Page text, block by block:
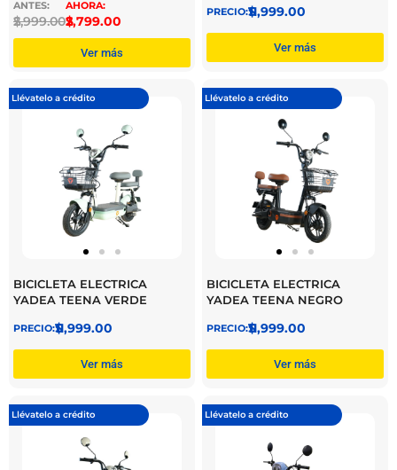
$
2,999.00$
2,799.00
Ver más
$
11,999.00
Ver más
Llévatelo a crédito
BICICLETA ELECTRICA
YADEA TEENA VERDE
$
11,999.00
Ver más
Llévatelo a crédito
BICICLETA ELECTRICA
YADEA TEENA NEGRO
$
11,999.00
Ver más
Llévatelo a crédito Llévatelo a crédito